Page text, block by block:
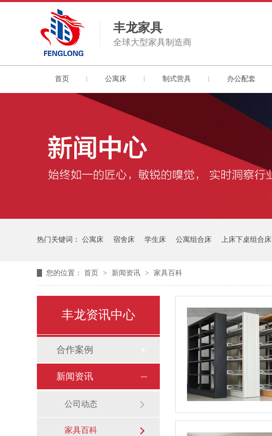
丰龙家具
全球大型家具制造商
首页 公寓床 制式营具 办公配套
热门关键词： 公寓床 宿舍床 学生床 公寓组合床 上床下桌组合床
您的位置： 首页 > 新闻资讯 > 家具百科
丰龙资讯中心
合作案例
新闻资讯
公司动态
家具百科